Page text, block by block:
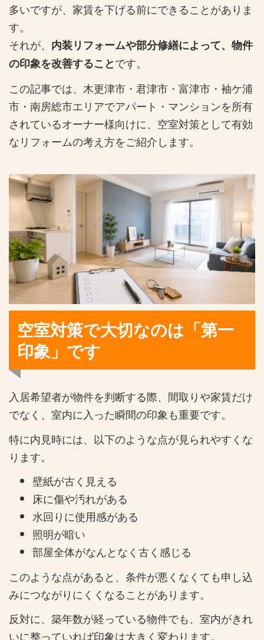
多いですが、家賃を下げる前にできることがありま
す。
それが、 内装リフォームや部分修繕によって、物件
の印象を改善することです。
この記事では、木更津市・君津市・富津市・袖ケ浦
市・南房総市エリアでアパート・マンションを所有
されているオーナー様向けに、空室対策として有効
なリフォームの考え方をご紹介します。
空室対策で大切なのは「第一
印象」です
入居希望者が物件を判断する際、間取りや家賃だけ
でなく、室内に入った瞬間の印象も重要です。
特に内見時には、以下のような点が見られやすくな
ります。
壁紙が古く見える
床に傷や汚れがある
水回りに使用感がある
照明が暗い
部屋全体がなんとなく古く感じる
このような点があると、条件が悪くなくても申し込
みにつながりにくくなることがあります。
反対に、築年数が経っている物件でも、室内がきれ
いに整っていれば印象は大きく変わります。